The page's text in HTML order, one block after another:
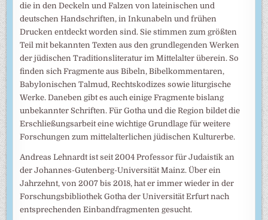
die in den Deckeln und Falzen von lateinischen und
deutschen Handschriften, in Inkunabeln und frühen
Drucken entdeckt worden sind. Sie stimmen zum größten
Teil mit bekannten Texten aus den grundlegenden Werken
der jüdischen Traditionsliteratur im Mittelalter überein. So
finden sich Fragmente aus Bibeln, Bibelkommentaren,
Babylonischen Talmud, Rechtskodizes sowie liturgische
Werke. Daneben gibt es auch einige Fragmente bislang
unbekannter Schriften. Für Gotha und die Region bildet die
Erschließungsarbeit eine wichtige Grundlage für weitere
Forschungen zum mittelalterlichen jüdischen Kulturerbe.
Andreas Lehnardt ist seit 2004 Professor für Judaistik an
der Johannes-Gutenberg-Universität Mainz. Über ein
Jahrzehnt, von 2007 bis 2018, hat er immer wieder in der
Forschungsbibliothek Gotha der Universität Erfurt nach
entsprechenden Einbandfragmenten gesucht.